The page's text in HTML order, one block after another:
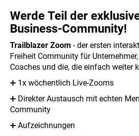
Werde Teil der
Business-Community!
Trailblazer Zoom - der ersten
Freiheit Community für
Coaches und die, die einfach weiter
➕ 1x wöchentlich Live-Zooms
➕ Direkter Austausch mit echten
Community
➕ Aufzeichnungen